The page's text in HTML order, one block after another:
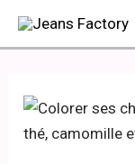
Aller